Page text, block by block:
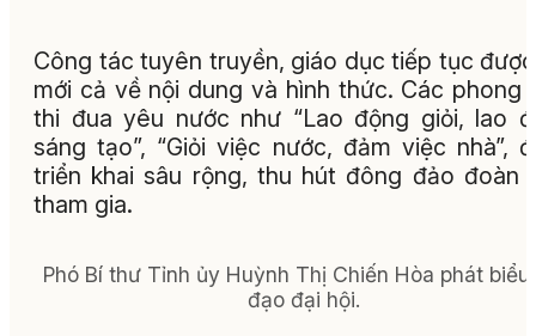
Công tác tuyên truyền, giáo dục tiếp tục
mới cả về nội dung và hình thức. Các phong
thi đua yêu nước như “Lao động giỏi, lao
sáng tạo”, “Giỏi việc nước, đảm việc nhà”,
triển khai sâu rộng, thu hút đông đảo đoàn
tham gia.
Phó Bí thư Tỉnh ủy Huỳnh Thị Chiến Hòa phát biểu
đạo đại hội.